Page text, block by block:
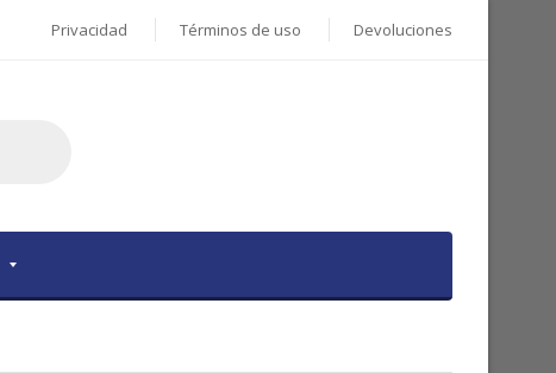
Privacidad Términos de uso Devoluciones